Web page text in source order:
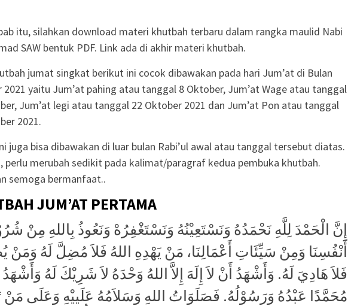
itu, silahkan download materi khutbah terbaru dalam rangka maulid Nabi
SAW bentuk PDF. Link ada di akhir materi khutbah.
jumat singkat berikut ini cocok dibawakan pada hari Jum’at di Bulan
2021 yaitu Jum’at pahing atau tanggal 8 Oktober, Jum’at Wage atau tanggal
Jum’at legi atau tanggal 22 Oktober 2021 dan Jum’at Pon atau tanggal
2021.
juga bisa dibawakan di luar bulan Rabi’ul awal atau tanggal tersebut diatas.
perlu merubah sedikit pada kalimat/paragraf kedua pembuka khutbah.
semoga bermanfaat..
JUM’AT PERTAMA
إِنَّ الْحَمْدَ لِلَّهِ نَحْمَدُهُ وَنَسْتَعِيْنُهُ وَنَسْتَغْفِرُهْ وَنَعُوذُ بِاللهِ مِنْ
أَنْفُسِنَا وَمِنْ سَيِّئَاتِ أَعْمَالِنَا، مَنْ يَهْدِهِ اللهُ فَلاَ مُضِلَّ لَهُ وَمَنْ
فَلاَ هَادِيَ لَهُ. وَأَشْهَدُ أَنْ لاَ إِلَهَ إِلاَّ اللهُ وَحْدَهُ لاَ شَرِيْكَ لَهُ
مُحَمَّدًا عَبْدُهُ وَرَسُوْلُهُ. فَصَلَوَاتُ اللهِ وَسَلاَمُهُ عَلَييْهِ وَعَلَى مَنْ